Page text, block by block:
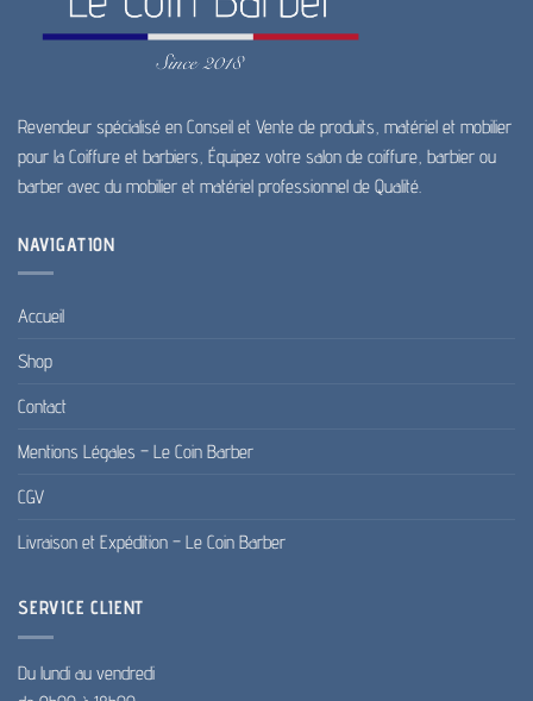
Revendeur spécialisé en Conseil et Vente de produits, matériel et mobilier
pour la Coiffure et barbiers, Équipez votre salon de coiffure, barbier ou
barber avec du mobilier et matériel professionnel de Qualité.
NAVIGATION
Accueil
Shop
Contact
Mentions Légales – Le Coin Barber
CGV
Livraison et Expédition – Le Coin Barber
SERVICE CLIENT
Du lundi au vendredi